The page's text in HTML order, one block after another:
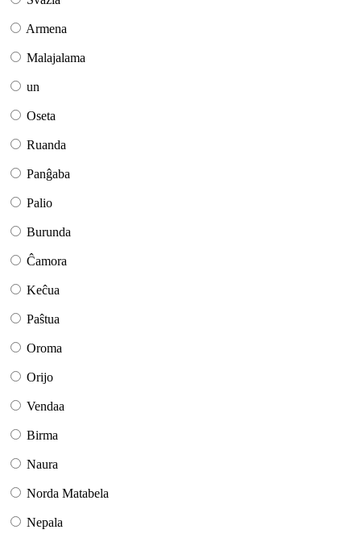
Armena
Malajalama
un
Oseta
Ruanda
Panĝaba
Palio
Burunda
Ĉamora
Keĉua
Paŝtua
Oroma
Orijo
Vendaa
Birma
Naura
Norda Matabela
Nepala